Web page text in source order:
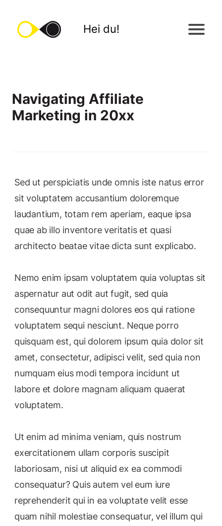
Hei du!
Navigating Affiliate
Marketing in 20xx
Sed ut perspiciatis unde omnis iste natus error
sit voluptatem accusantium doloremque
laudantium, totam rem aperiam, eaque ipsa
quae ab illo inventore veritatis et quasi
architecto beatae vitae dicta sunt explicabo.
Nemo enim ipsam voluptatem quia voluptas sit
aspernatur aut odit aut fugit, sed quia
consequuntur magni dolores eos qui ratione
voluptatem sequi nesciunt. Neque porro
quisquam est, qui dolorem ipsum quia dolor sit
amet, consectetur, adipisci velit, sed quia non
numquam eius modi tempora incidunt ut
labore et dolore magnam aliquam quaerat
voluptatem.
Ut enim ad minima veniam, quis nostrum
exercitationem ullam corporis suscipit
laboriosam, nisi ut aliquid ex ea commodi
consequatur? Quis autem vel eum iure
reprehenderit qui in ea voluptate velit esse
quam nihil molestiae consequatur, vel illum qui